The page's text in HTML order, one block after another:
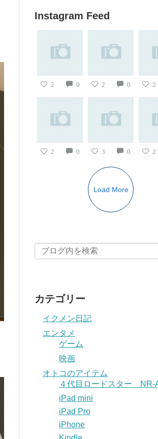
Instagram Feed
2 0 2 0 2
2 0 3 0 2
Load More
カテゴリー
イクメン日記
エンタメ
ゲーム
映画
オトコのアイテム
４代目ロードスター NR-
iPad mini
iPad Pro
iPhone